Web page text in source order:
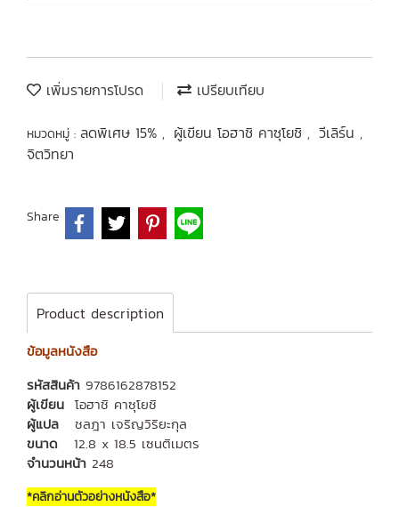
เพิ่มรายการโปรด เปรียบเทียบ
หมวดหมู่ : ลดพิเศษ 15% , ผู้เขียน โอฮาชิ คาซุโยชิ , วีเลิร์น ,
จิตวิทยา
Share
Product description
ข้อมูลหนังสือ
รหัสสินค้า 9786162878152
ผู้เขียน โอฮาชิ คาซุโยชิ
ผู้แปล ชลฎา เจริญวิริยะกุล
ขนาด 12.8 x 18.5 เซนติเมตร
จำนวนหน้า 248
*คลิกอ่านตัวอย่างหนังสือ*